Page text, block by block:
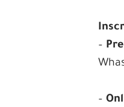
I
–
–